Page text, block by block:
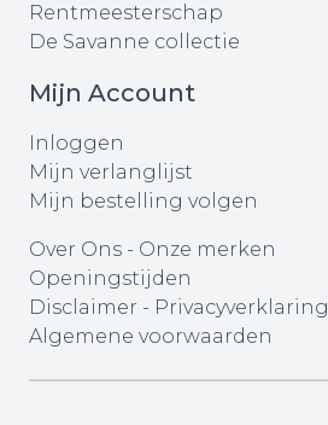
Rentmeesterschap
De Savanne collectie
Mijn Account
Inloggen
Mijn verlanglijst
Mijn bestelling volgen
Over Ons - Onze merken
Openingstijden
Disclaimer - Privacyverklaring
Algemene voorwaarden